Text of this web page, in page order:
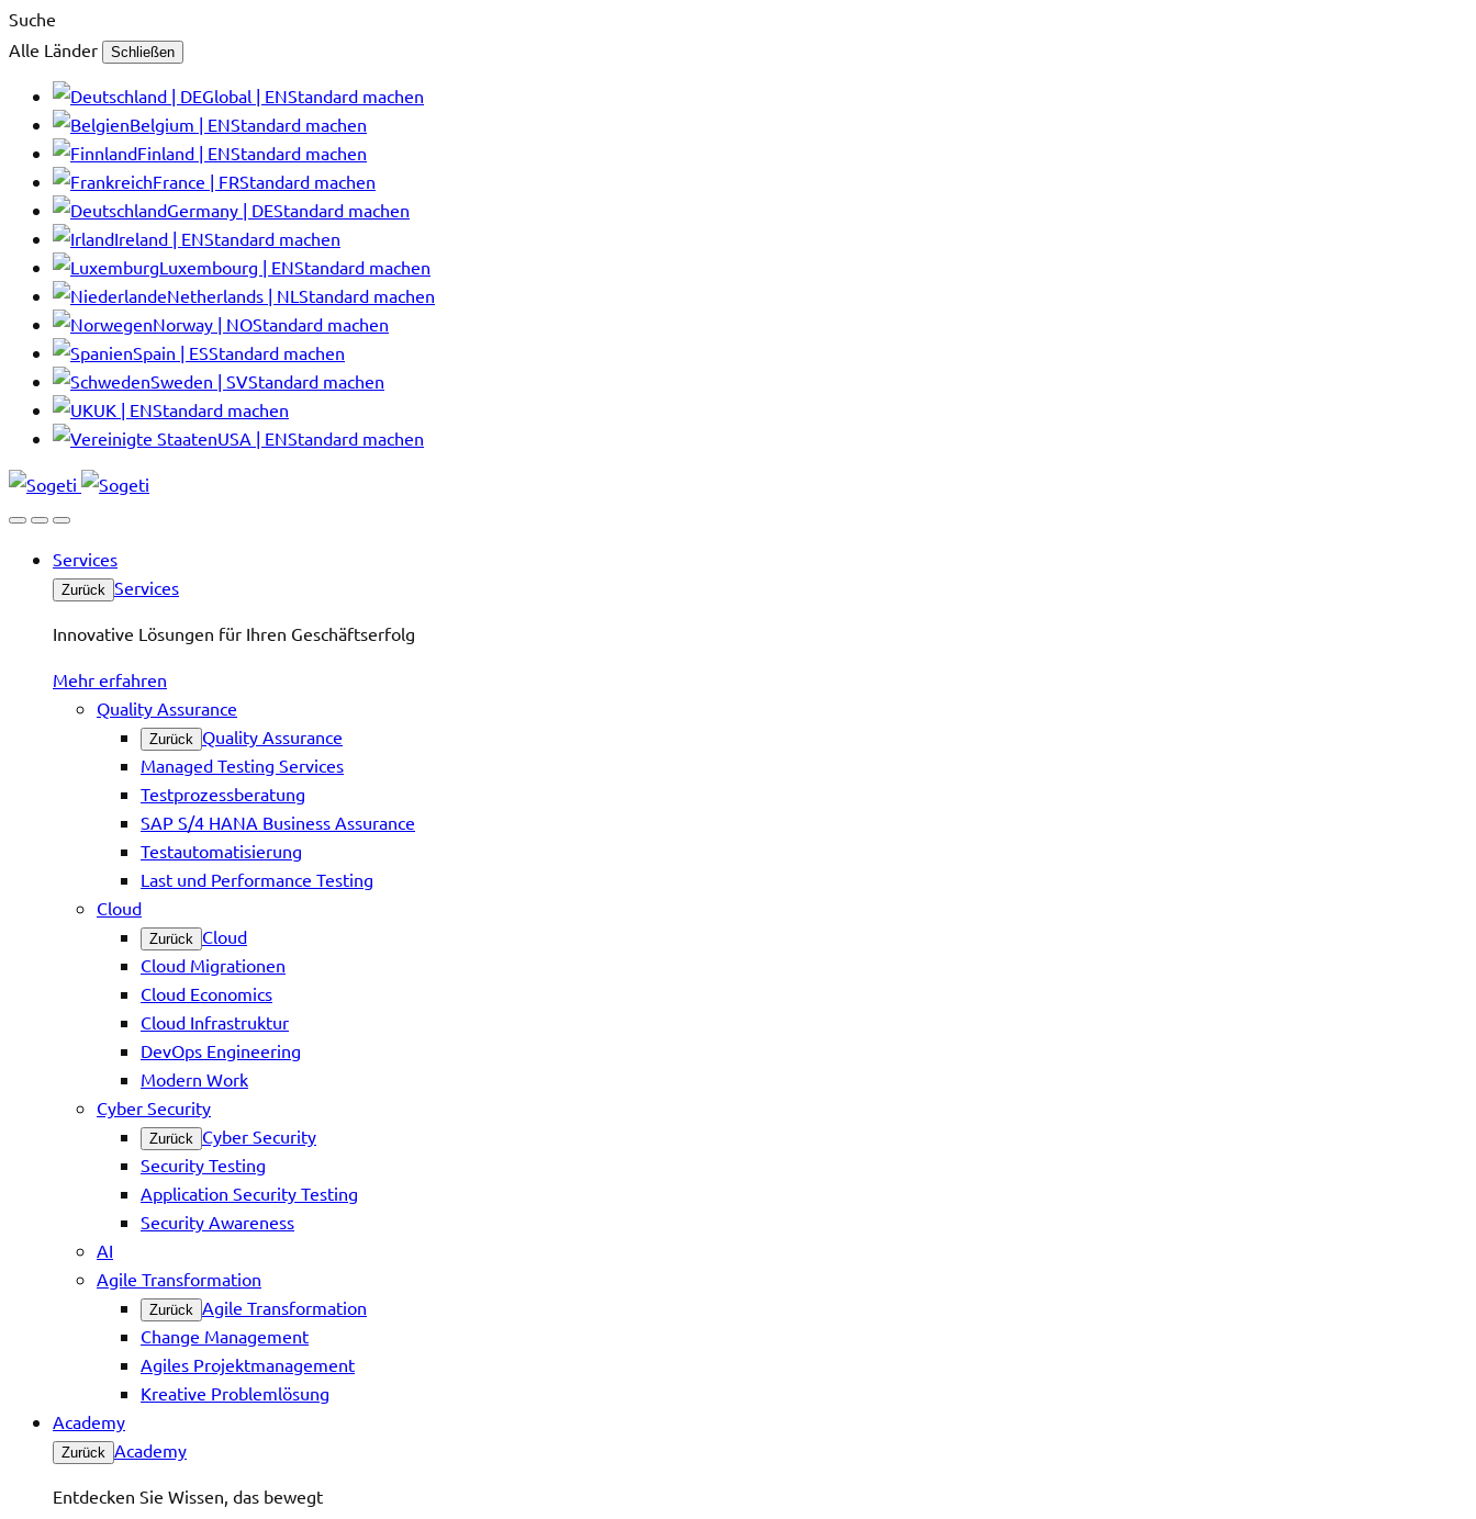
Suche
Alle Länder
Schließen
Global | ENStandard machen
Belgium | ENStandard machen
Finland | ENStandard machen
France | FRStandard machen
Germany | DEStandard machen
Ireland | ENStandard machen
Luxembourg | ENStandard machen
Netherlands | NL Standard machen
Norway | NOStandard machen
Spain | ESStandard machen
Sweden | SVStandard machen
UK | ENStandard machen
USA | ENStandard machen
Services
Zurück Services
Innovative Lösungen für Ihren Geschäftserfolg
Mehr erfahren
Quality Assurance
Zurück Quality Assurance
Managed Testing Services
Testprozessberatung
SAP S/4 HANA Business Assurance
Testautomatisierung
Last und Performance Testing
Cloud
Zurück Cloud
Cloud Migrationen
Cloud Economics
Cloud Infrastruktur
DevOps Engineering
Modern Work
Cyber Security
Zurück Cyber Security
Security Testing
Application Security Testing
Security Awareness
AI
Agile Transformation
Zurück Agile Transformation
Change Management
Agiles Projektmanagement
Kreative Problemlösung
Academy
Zurück Academy
Entdecken Sie Wissen, das bewegt